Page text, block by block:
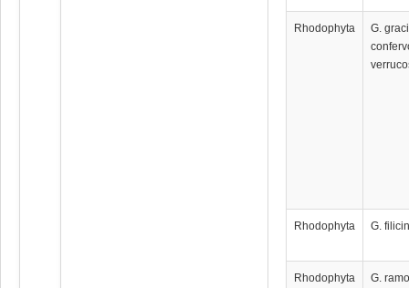
Rhodophyta
G.
Rhodophyta G.
Rhodophyta G.